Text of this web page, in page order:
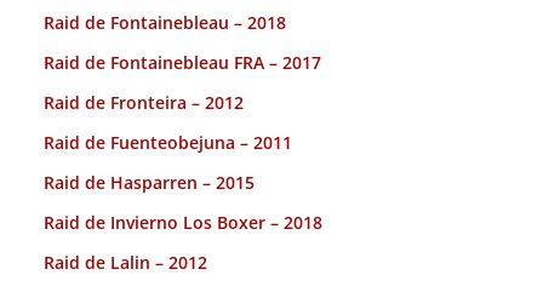
Raid de Fontainebleau – 2018
Raid de Fontainebleau FRA – 2017
Raid de Fronteira – 2012
Raid de Fuenteobejuna – 2011
Raid de Hasparren – 2015
Raid de Invierno Los Boxer – 2018
Raid de Lalin – 2012